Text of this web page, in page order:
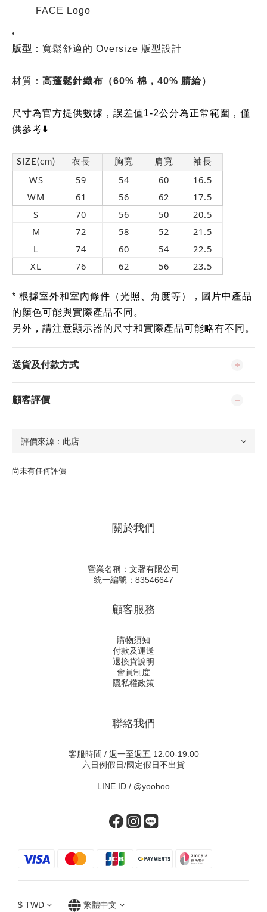
FACE Logo
版型 ：寬鬆舒適的 Oversize 版型設計
材質： 高蓬鬆針織布（60% 棉，40% 腈綸）
尺寸為官方提供數據，誤差值1-2公分為正常範圍，僅
供參考⬇️
SIZE(cm) 衣長 胸寬 肩寬 袖長
WS 59 54 60
16.5
WM
61 56 62
17.5
S
70 56 50
20.5
M
72 58 52
21.5
L
74 60 54
22.5
XL
76 62 56 23.5
* 根據室外和室內條件（光照、角度等），圖片中產品
的顏色可能與實際產品不同。
另外，請注意顯示器的尺寸和實際產品可能略有不同。
送貨及付款方式
顧客評價
尚未有任何評價
關於我們
營業名稱：文馨有限公司
統一編號：83546647
顧客服務
購物須知
付款及運送
退換貨說明
會員制度
隱私權政策
聯絡我們
客服時間 / 週一至週五 12:00-19:00
六日例假日/國定假日不出貨
LINE ID / @yoohoo
$ TWD 繁體中文